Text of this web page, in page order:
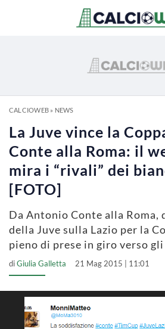
CALCIOWEB» NEWS
La Juve vince la
Conte alla Roma: il
mira i “rivali” dei
[FOTO]
Da Antonio Conte alla
della Juve sulla Lazio per la
pieno di prese in giro verso
diGiulia Galletta 21 Mag 2015 | 11:01